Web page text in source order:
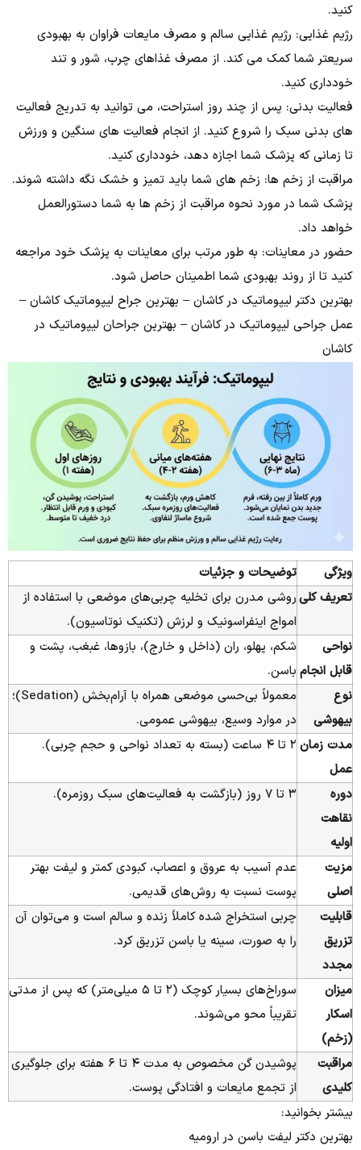
کنید.
رژیم غذایی: رژیم غذایی سالم و مصرف مایعات فراوان به بهبودی
سریعتر شما کمک می کند. از مصرف غذاهای چرب، شور و تند
خودداری کنید.
فعالیت بدنی: پس از چند روز استراحت، می توانید به تدریج فعالیت
های بدنی سبک را شروع کنید. از انجام فعالیت های سنگین و ورزش
تا زمانی که پزشک شما اجازه دهد، خودداری کنید.
مراقبت از زخم ها: زخم های شما باید تمیز و خشک نگه داشته شوند.
پزشک شما در مورد نحوه مراقبت از زخم ها به شما دستورالعمل
خواهد داد.
حضور در معاینات: به طور مرتب برای معاینات به پزشک خود مراجعه
کنید تا از روند بهبودی شما اطمینان حاصل شود.
بهترین دکتر لیپوماتیک در کاشان – بهترین جراح لیپوماتیک کاشان –
عمل جراحی لیپوماتیک در کاشان – بهترین جراحان لیپوماتیک در
کاشان
ویژگی
توضیحات و جزئیات
تعریف کلیروشی مدرن برای تخلیه چربی‌های موضعی با استفاده از
امواج اینفراسونیک و لرزش (تکنیک نوتاسیون).
نواحی
قابل انجام
شکم، پهلو، ران (داخل و خارج)، بازوها، غبغب، پشت و
باسن.
نوع
بیهوشی
معمولاً بی‌حسی موضعی همراه با آرام‌بخش (Sedation)؛
در موارد وسیع، بیهوشی عمومی.
مدت زمان
عمل
۲ تا ۴ ساعت (بسته به تعداد نواحی و حجم چربی).
دوره
نقاهت
اولیه
۳ تا ۷ روز (بازگشت به فعالیت‌های سبک روزمره).
مزیت
اصلی
عدم آسیب به عروق و اعصاب، کبودی کمتر و لیفت بهتر
پوست نسبت به روش‌های قدیمی.
قابلیت
تزریق
مجدد
چربی استخراج شده کاملاً زنده و سالم است و می‌توان آن
را به صورت، سینه یا باسن تزریق کرد.
میزان
اسکار
(زخم)
سوراخ‌های بسیار کوچک (۲ تا ۵ میلی‌متر) که پس از مدتی
تقریباً محو می‌شوند.
مراقبت
کلیدی
پوشیدن گن مخصوص به مدت ۴ تا ۶ هفته برای جلوگیری
از تجمع مایعات و افتادگی پوست.
بیشتر بخوانید:
بهترین دکتر لیفت باسن در ارومیه